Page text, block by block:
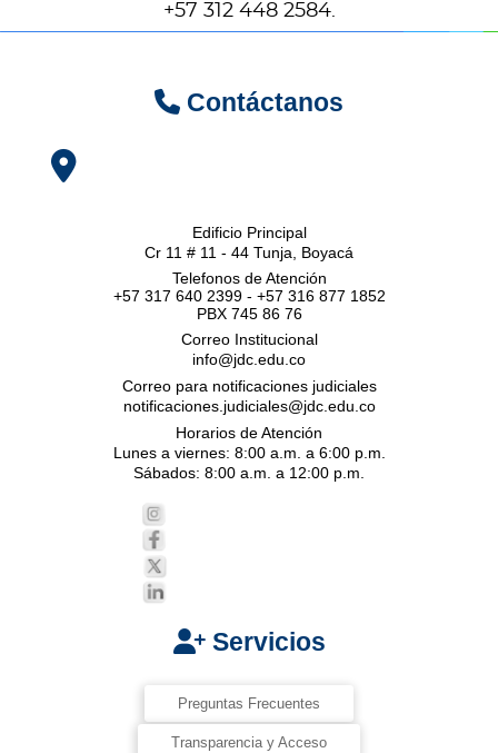
+57 312 448 2584.
Contáctanos
Edificio Principal
Cr 11 # 11 - 44 Tunja, Boyacá
Telefonos de Atención
+57 317 640 2399 - +57 316 877 1852
PBX 745 86 76
Correo Institucional
info@jdc.edu.co
Correo para notificaciones judiciales
notificaciones.judiciales@jdc.edu.co
Horarios de Atención
Lunes a viernes: 8:00 a.m. a 6:00 p.m.
Sábados: 8:00 a.m. a 12:00 p.m.
Servicios
Preguntas Frecuentes
Transparencia y Acceso